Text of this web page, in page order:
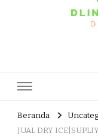
Beranda
JUAL DRY